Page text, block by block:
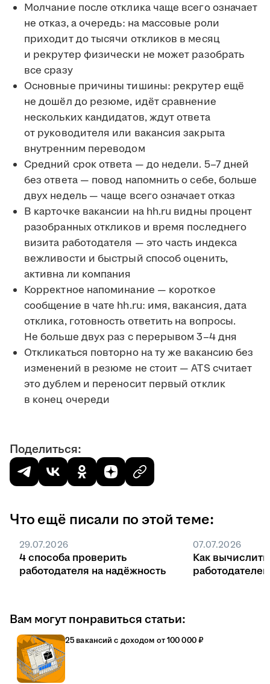
Молчание после отклика чаще всего означает
не отказ, а очередь: на массовые роли
приходит до тысячи откликов в месяц
и рекрутер физически не может разобрать
все сразу
Основные причины тишины: рекрутер ещё
не дошёл до резюме, идёт сравнение
нескольких кандидатов, ждут ответа
от руководителя или вакансия закрыта
внутренним переводом
Средний срок ответа — до недели. 5–7 дней
без ответа — повод напомнить о себе, больше
двух недель — чаще всего означает отказ
В карточке вакансии на hh.ru видны процент
разобранных откликов и время последнего
визита работодателя — это часть индекса
вежливости и быстрый способ оценить,
активна ли компания
Корректное напоминание — короткое
сообщение в чате hh.ru: имя, вакансия, дата
отклика, готовность ответить на вопросы.
Не больше двух раз с перерывом 3–4 дня
Откликаться повторно на ту же вакансию без
изменений в резюме не стоит — ATS считает
это дублем и переносит первый отклик
в конец очереди
Поделиться:
Что ещё писали по этой теме:
29.07.2026
4 способа проверить
работодателя на надёжность
07.07.2026
Как вычислить
Вам могут понравиться статьи:
25 вакансий с доходом от 100 000 ₽